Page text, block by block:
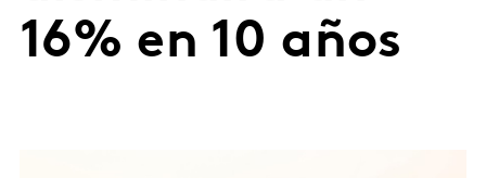
16% en 10 años